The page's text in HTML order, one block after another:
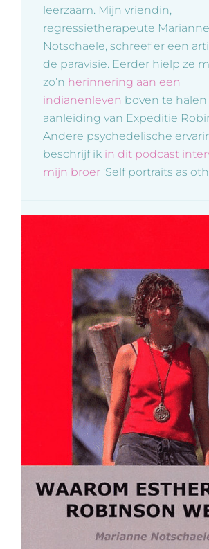
leerzaam. Mijn vriendin,
regressietherapeute Marianne
Notschaele, schreef er een
de paravisie. Eerder hielp ze
zo’n herinnering aan een
indianenleven boven te halen
aanleiding van Expeditie
Andere psychedelische
beschrijf ik in dit podcast
mijn broer ‘Self portraits as